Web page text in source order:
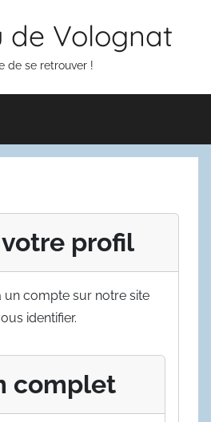
de Volognat
de se retrouver !
profil
un compte sur notre site
identifier.
complet